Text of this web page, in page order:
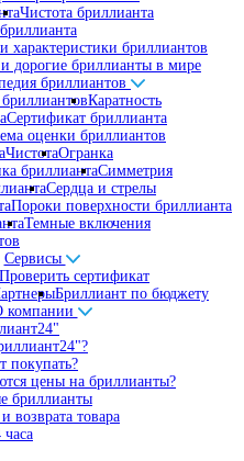
Чистота бриллианта
характеристики бриллиантов
дорогие бриллианты в мире
бриллиантов
Каратность
Сертификат бриллианта
оценки бриллиантов
ЧистотаОгранка
бриллиантаСимметрия
Сердца и стрелы
Пороки поверхности бриллианта
Темные включения
Сервисы
Проверить сертификат
Бриллиант по бюджету
компании
покупать?
цены на бриллианты?
бриллианты
возврата товара